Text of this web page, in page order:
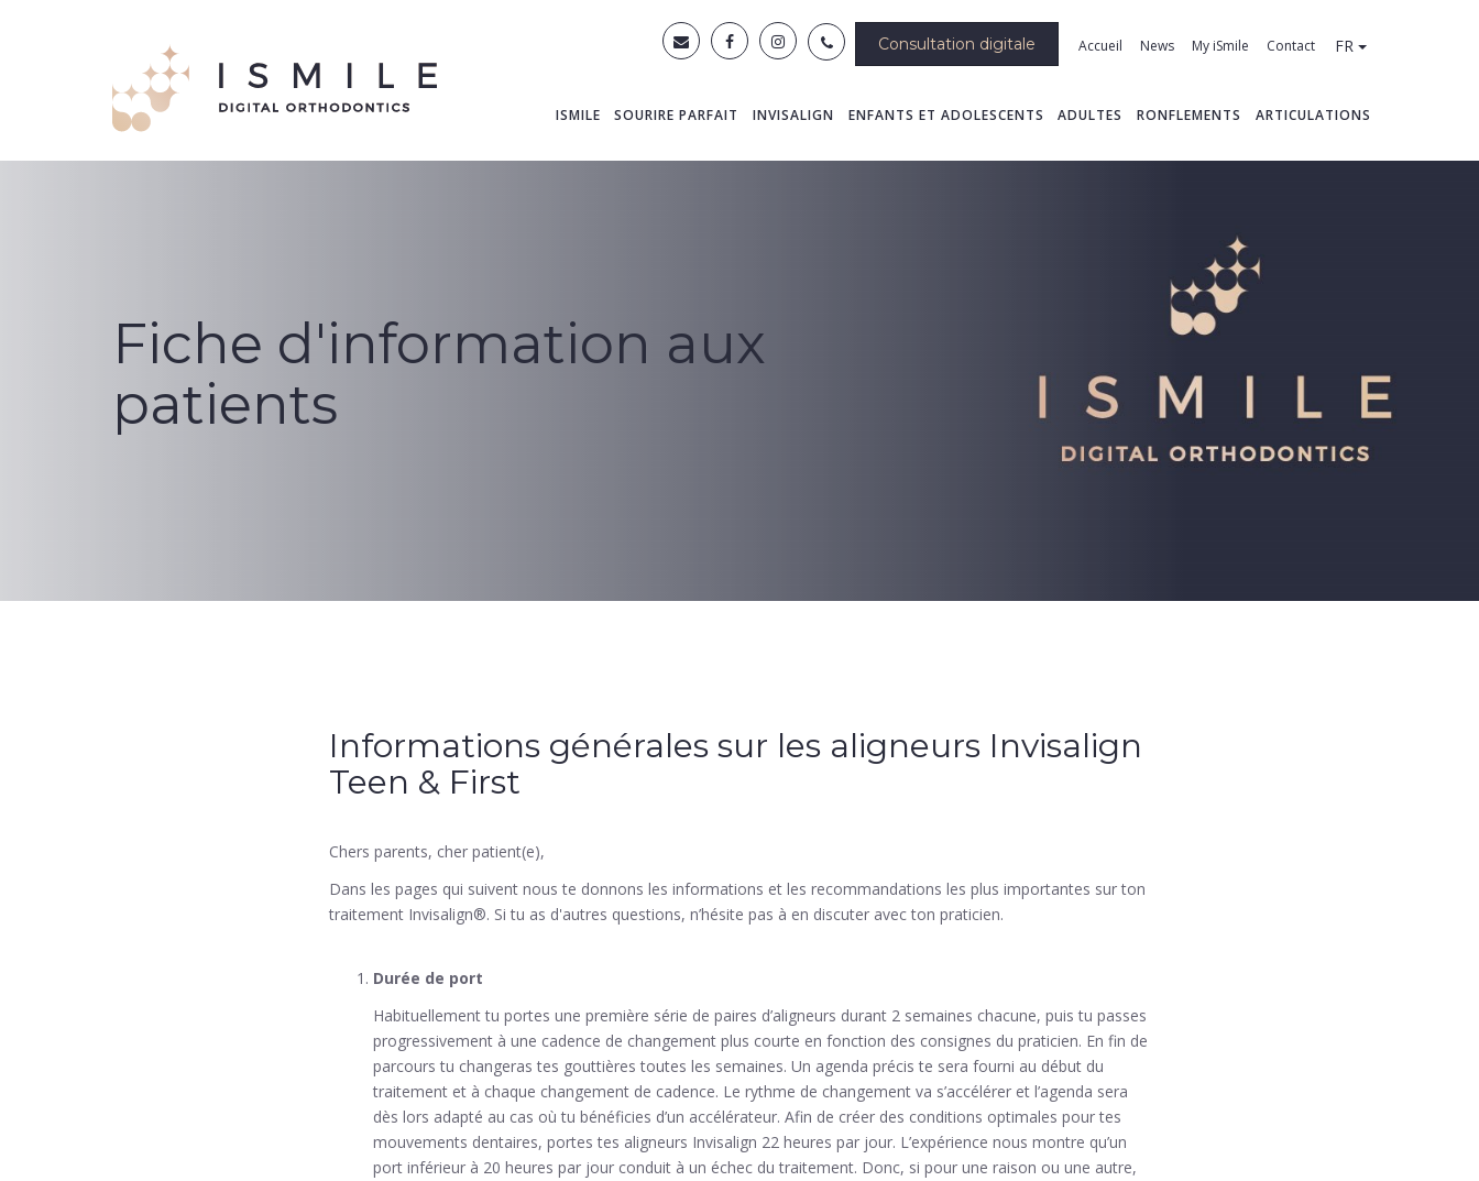
Consultation digitale FR
Accueil News My iSmile Contact
ISMILE SOURIRE PARFAIT INVISALIGN ENFANTS ET ADOLESCENTS ADULTES RONFLEMENTS ARTICULATIONS
Fiche d'information aux
patients
Informations générales sur les aligneurs Invisalign
Teen & First
Chers parents, cher patient(e),
Dans les pages qui suivent nous te donnons les informations et les recommandations les plus importantes sur ton
traitement Invisalign®. Si tu as d'autres questions, n’hésite pas à en discuter avec ton praticien.
Durée de port
Habituellement tu portes une première série de paires d’aligneurs durant 2 semaines chacune, puis tu passes
progressivement à une cadence de changement plus courte en fonction des consignes du praticien. En fin de
parcours tu changeras tes gouttières toutes les semaines. Un agenda précis te sera fourni au début du
traitement et à chaque changement de cadence. Le rythme de changement va s’accélérer et l’agenda sera
dès lors adapté au cas où tu bénéficies d’un accélérateur. Afin de créer des conditions optimales pour tes
mouvements dentaires, portes tes aligneurs Invisalign 22 heures par jour. L’expérience nous montre qu’un
port inférieur à 20 heures par jour conduit à un échec du traitement. Donc, si pour une raison ou une autre,